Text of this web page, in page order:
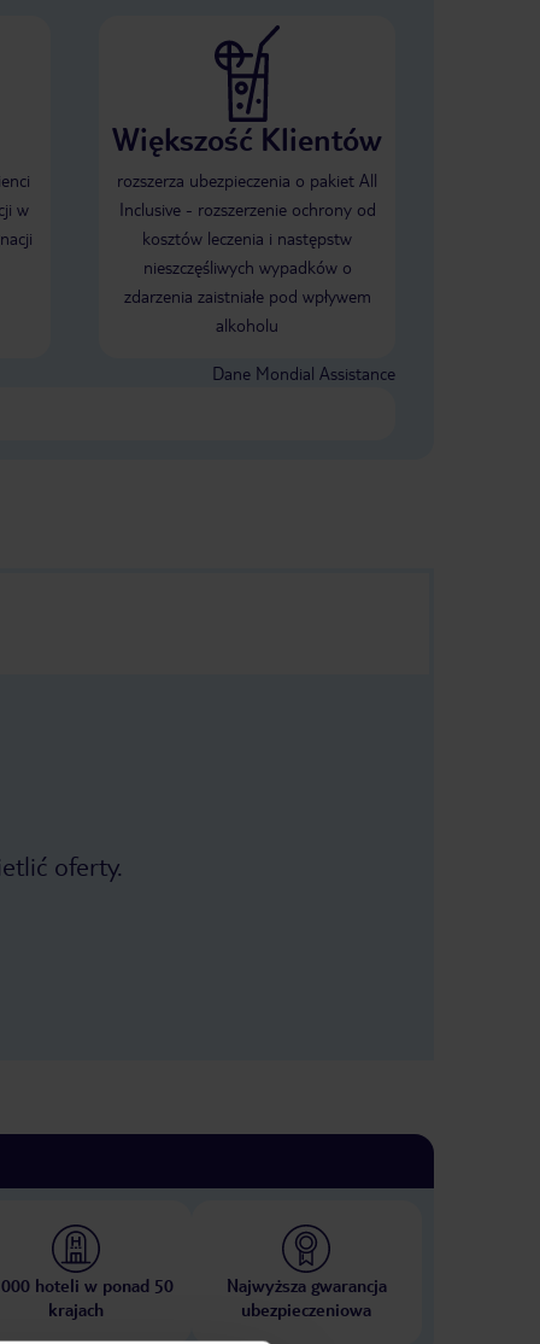
w
Większość Klientów
rozszerza ubezpieczenia o pakiet All
Inclusive - rozszerzenie ochrony od
kosztów leczenia i następstw
nieszczęśliwych wypadków o
zdarzenia zaistniałe pod wpływem
alkoholu
Dane Mondial Assistance
oferty.
hoteli w ponad 50
krajach
Najwyższa gwarancja
ubezpieczeniowa